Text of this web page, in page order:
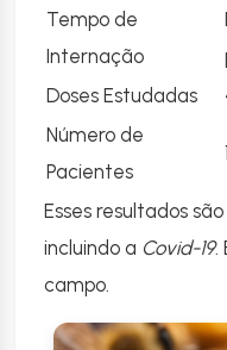
Tempo de
Internação
Doses Estudadas
Número de
Pacientes
Esses resultados
incluindo a Covid-19.
campo.